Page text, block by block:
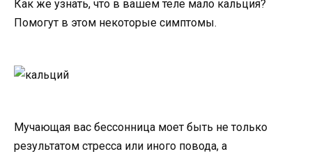
Как же узнать, что в вашем теле мало кальция?
Помогут в этом некоторые симптомы.
Мучающая вас бессонница моет быть не только
результатом стресса или иного повода, а